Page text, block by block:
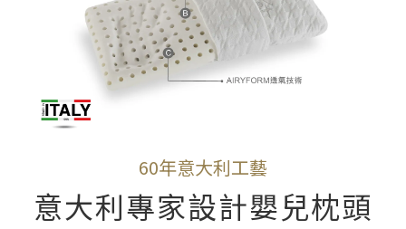
60年意大利工藝
意大利專家設計嬰兒枕頭